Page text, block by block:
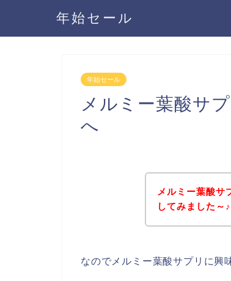
年始セール
年始セール
メルミー葉酸サ
へ
メルミー葉酸サ
してみました～♪
なのでメルミー葉酸サプリに興